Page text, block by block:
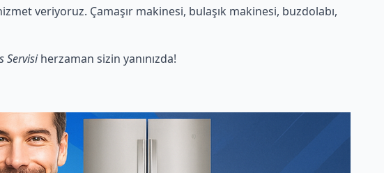
veriyoruz. Çamaşır makinesi, bulaşık makinesi, buzdolabı,
Servisiherzaman sizin yanınızda!